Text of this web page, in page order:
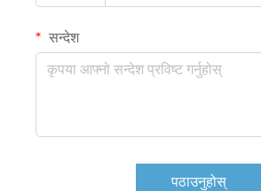
सन्देश
पठाउनुहोस्